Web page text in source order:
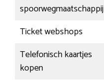
spoorwegmaatschappij
Ticket webshops
Telefonisch kaartjes
kopen